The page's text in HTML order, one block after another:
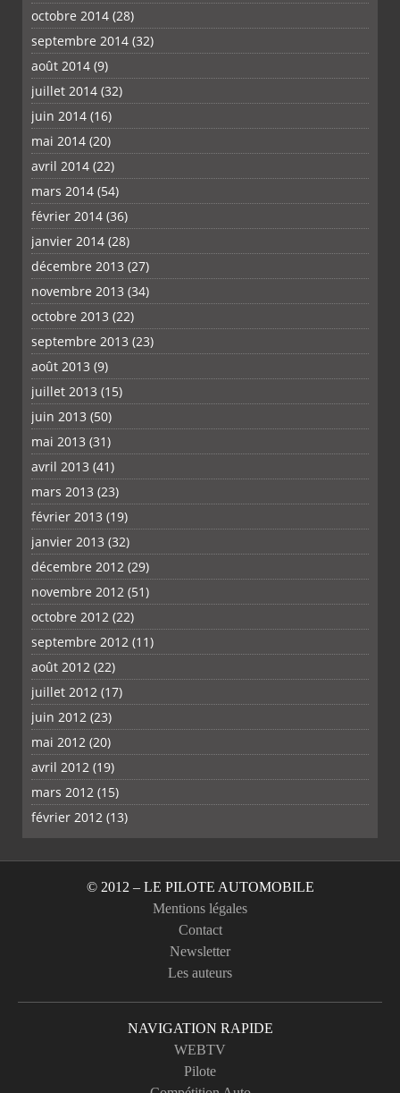
octobre 2014 (28)
septembre 2014 (32)
août 2014 (9)
juillet 2014 (32)
juin 2014 (16)
mai 2014 (20)
avril 2014 (22)
mars 2014 (54)
février 2014 (36)
janvier 2014 (28)
décembre 2013 (27)
novembre 2013 (34)
octobre 2013 (22)
septembre 2013 (23)
août 2013 (9)
juillet 2013 (15)
juin 2013 (50)
mai 2013 (31)
avril 2013 (41)
mars 2013 (23)
février 2013 (19)
janvier 2013 (32)
décembre 2012 (29)
novembre 2012 (51)
octobre 2012 (22)
septembre 2012 (11)
août 2012 (22)
juillet 2012 (17)
juin 2012 (23)
mai 2012 (20)
avril 2012 (19)
mars 2012 (15)
février 2012 (13)
© 2012 – LE PILOTE AUTOMOBILE
Mentions légales
Contact
Newsletter
Les auteurs
NAVIGATION RAPIDE
WEBTV
Pilote